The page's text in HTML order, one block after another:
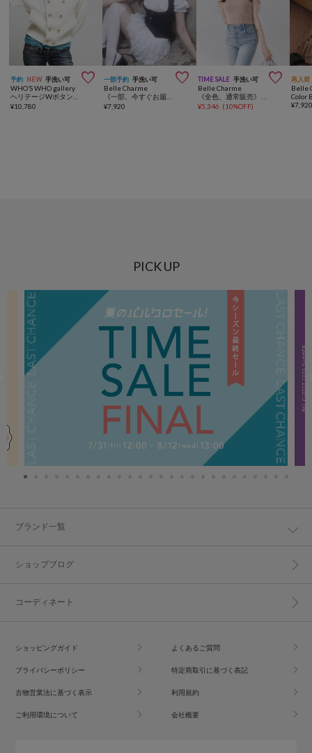
予約 NEW 手洗い可 
WHO’S WHO gallery
¥10,780
一部予約 手洗い可 
Belle Charme
¥7,920
TIME SALE 手洗い可 
Belle Charme
¥5,346 (10%OFF)
再入荷
Belle
¥
PICK UP
ブランド一覧
ショップブログ
コーディネート
ショッピングガイド よくあるご質問
プライバシーポリシー 特定商取引に基づく表記
古物営業法に基づく表示 利用規約
ご利用環境について 会社概要